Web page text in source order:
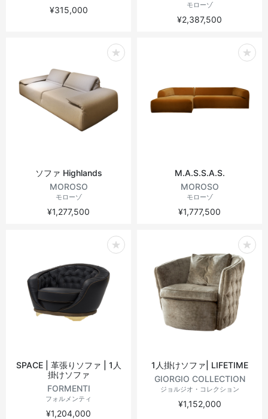
¥315,000 モローゾ
¥2,387,500
ソファ Highlands
MOROSO
モローゾ
¥1,277,500
M.A.S.S.A.S.
MOROSO
モローゾ
¥1,777,500
SPACE | 革張りソファ | 1人
掛けソファ
FORMENTI
フォルメンティ
¥1,204,000
1人掛けソファ| LIFETIME
GIORGIO COLLECTION
ジョルジオ・コレクション
¥1,152,000